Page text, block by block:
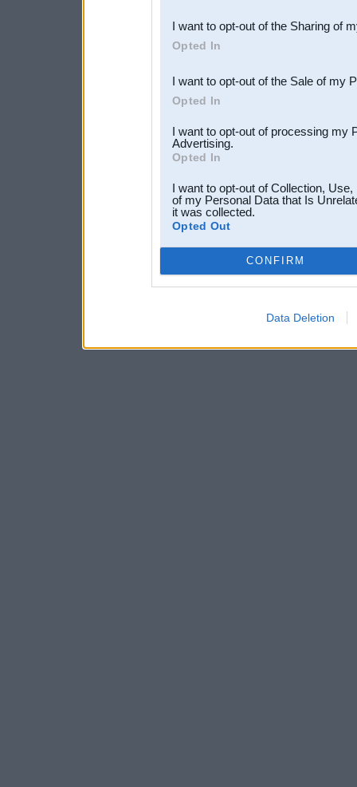
Downstream Participants
third parties.
I want to opt-out of the Sharing of
Opted In
I want to opt-out of the Sale of my
Opted In
I want to opt-out of processing my
Advertising.
Opted In
I want to opt-out of Collection,
of my Personal Data that Is
it was collected.
Opted Out
CONFIRM
Data Deletion